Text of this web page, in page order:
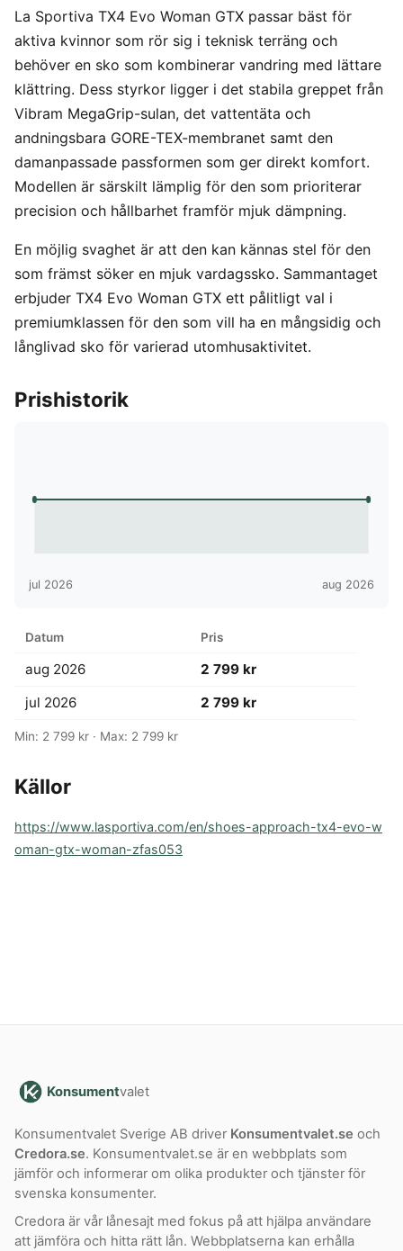
La Sportiva TX4 Evo Woman GTX passar bäst för
aktiva kvinnor som rör sig i teknisk terräng och
behöver en sko som kombinerar vandring med lättare
klättring. Dess styrkor ligger i det stabila greppet från
Vibram MegaGrip-sulan, det vattentäta och
andningsbara GORE-TEX-membranet samt den
damanpassade passformen som ger direkt komfort.
Modellen är särskilt lämplig för den som prioriterar
precision och hållbarhet framför mjuk dämpning.
En möjlig svaghet är att den kan kännas stel för den
som främst söker en mjuk vardagssko. Sammantaget
erbjuder TX4 Evo Woman GTX ett pålitligt val i
premiumklassen för den som vill ha en mångsidig och
långlivad sko för varierad utomhusaktivitet.
Prishistorik
jul 2026 aug 2026
Datum Pris
aug 2026
2 799 kr
jul 2026
2 799 kr
Min: 2 799 kr · Max: 2 799 kr
Källor
https://www.lasportiva.com/en/shoes-approach-tx4-evo-w
oman-gtx-woman-zfas053
Konsumentvalet
Konsumentvalet Sverige AB driver Konsumentvalet.se och
Credora.se. Konsumentvalet.se är en webbplats som
jämför och informerar om olika produkter och tjänster för
svenska konsumenter.
Credora är vår lånesajt med fokus på att hjälpa användare
att jämföra och hitta rätt lån. Webbplatserna kan erhålla